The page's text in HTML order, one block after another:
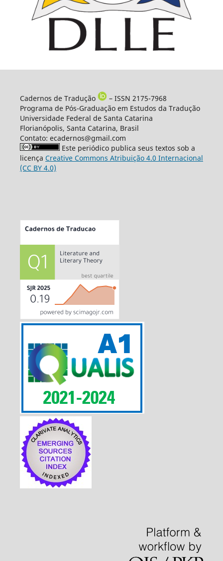
Cadernos de Tradução
– ISSN 2175-7968
Programa de Pós-Graduação em Estudos da Tradução
Universidade Federal de Santa Catarina
Florianópolis, Santa Catarina, Brasil
Contato: ecadernos@gmail.com
Este periódico publica seus textos sob a
licença Creative Commons Atribuição 4.0 Internacional
(CC BY 4.0)